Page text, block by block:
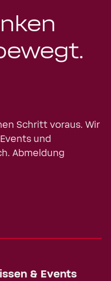
Schritt voraus. Wir
und
Abmeldung
& Events